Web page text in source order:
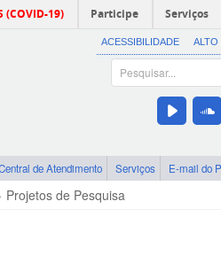
(COVID-19) Participe Serviços
ACESSIBILIDADE ALTO
de Atendimento Serviços E-mail do
Projetos de Pesquisa